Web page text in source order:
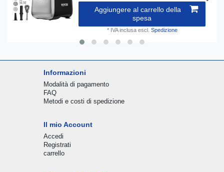
Aggiungere al carrello della
spesa
* IVA inclusaescl. Spedizione
Informazioni
Modalità di pagamento
FAQ
Metodi e costi di spedizione
Il mio Account
Accedi
Registrati
carrello